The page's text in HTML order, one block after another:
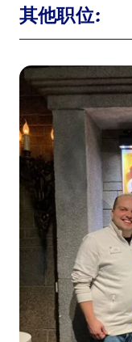
其他职位: